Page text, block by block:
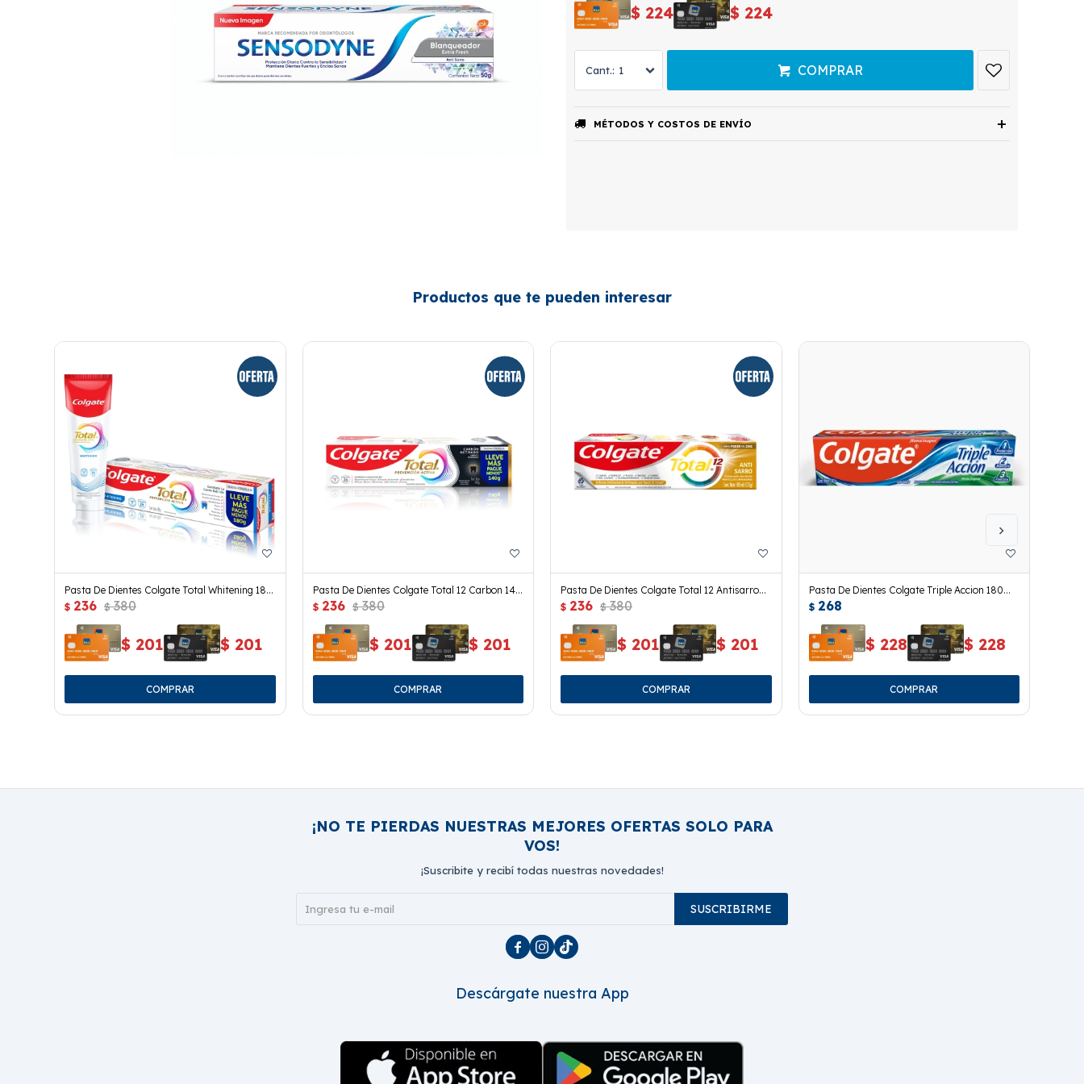
$ 224 $ 224
1 COMPRAR
MÉTODOS Y COSTOS DE ENVÍO
Productos que te pueden interesar
Pasta De Dientes Colgate Total Whitening 180
Grs.
$ 236 $ 380
$ 201 $ 201
Pasta De Dientes Colgate Total 12 Carbon 140
Grs.
$ 236 $ 380
$ 201 $ 201
Pasta De Dientes Colgate Total 12 Antisarro
131 Grs.
$ 236 $ 380
$ 201 $ 201
Pasta De Dientes Colgate Triple Accion 180
Grs.
$ 268
$ 228 $ 228
¡NO TE PIERDAS NUESTRAS MEJORES OFERTAS SOLO PARA
VOS!
¡Suscribite y recibí todas nuestras novedades!
SUSCRIBIRME
  
Descárgate nuestra App